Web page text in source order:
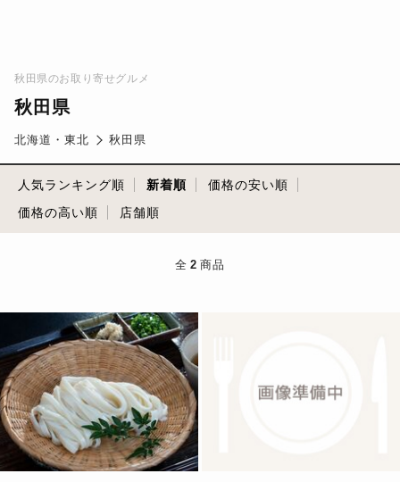
秋田県のお取り寄せグルメ
秋田県
北海道・東北 秋田県
人気ランキング順 新着順
価格の安い順
価格の高い順
店舗順
全 2 商品